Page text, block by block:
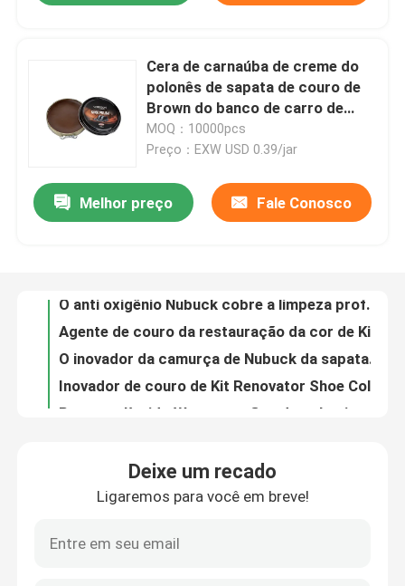
Produtos
notícias
Jogo de couro do cuidado de Nubuck
Cera de carnaúba de creme do
polonês de sapata de couro de
Brown do banco de carro de
couro liso
MOQ：10000pcs
Preço：EXW USD 0.39/jar
Melhor preço Fale Conosco
O anti oxigênio Nubuck cobre a limpeza profunda de Kit Suede Shoe Renovator Refresher do cuidado
Protetor líquido Waterproofing do pulverizador do Nanoparticle da camurça para o cuidado branco da sapata
Cuidado de couro Kit Nanotechnology Spray Waterproof da camurça da tela da mancha da água do ODM
Protetor Waterproofing de couro 200ML do pulverizador da camurça da sapatilha da lona
Pulverizador de couro de Kit Water And Stain Repellent do cuidado da camurça 160ML para sapatas
Deixe um recado
Ligaremos para você em breve!